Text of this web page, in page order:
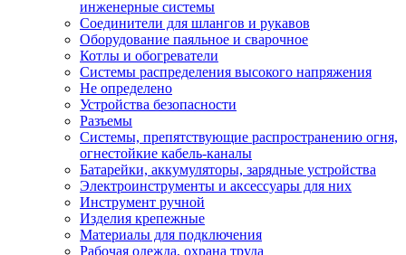
инженерные системы
Соединители для шлангов и рукавов
Оборудование паяльное и сварочное
Котлы и обогреватели
Системы распределения высокого напряжения
Не определено
Устройства безопасности
Разъемы
Системы, препятствующие распространению огня,
огнестойкие кабель-каналы
Батарейки, аккумуляторы, зарядные устройства
Электроинструменты и аксессуары для них
Инструмент ручной
Изделия крепежные
Материалы для подключения
Рабочая одежда, охрана труда